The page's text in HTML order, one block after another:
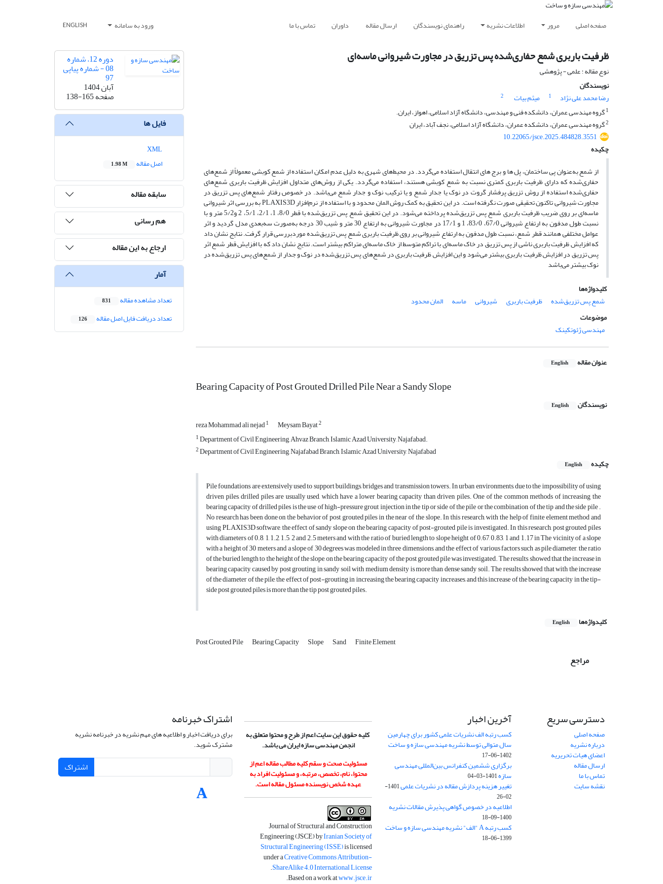
صفحه اصلی مرور اطلاعات نشریه راهنمای نویسندگان ارسال مقاله داوران تماس با ما ورود به سامانه ENGLISH
ظرفیت باربری شمع حفاری‌شده پس تزریق در مجاورت شیروانی ماسه‌ای
نوع مقاله : علمی - پژوهشی
نویسندگان
رضا محمد علی نژاد
1 میثم بیات
2
1گروه مهندسی عمران، دانشکده فنی و مهندسی، دانشگاه آزاد اسلامی، اهواز، ایران.
2گروه مهندسی عمران، دانشکده عمران، دانشگاه آزاد اسلامی، نجف آباد، ایران
10.22065/jsce.2025.484828.3551
چکیده
از شمع به‌عنوان پی ساختمان، پل ها و برج های انتقال استفاده می‌گردد. در محیط‌های شهری به دلیل عدم امکان استفاده از شمع کوبشی معمولاً از شمع‌های
حفاری‌شده که دارای ظرفیت باربری کمتری نسبت به شمع کوبشی هستند، استفاده می‌گردد. یکی از روش‌های متداول افزایش ظرفیت باربری شمع‌های
حفاری‌شده استفاده از روش تزریق پرفشار گروت در نوک یا جدار شمع و یا ترکیب نوک و جدار شمع می‌باشد. در خصوص رفتار شمع‌های پس‌ تزریق در
مجاورت شیروانی تاکنون تحقیقی صورت نگرفته است. در این تحقیق به کمک روش المان محدود و با استفاده از نرم‌افزار PLAXIS3D به بررسی اثر شیروانی
ماسه‌ای بر روی ضریب ظرفیت باربری شمع پس تزریق‌شده پرداخته می‌شود. در این تحقیق شمع پس‌ تزریق‌شده با قطر 8/0، 1، 2/1، 5/1، 2 و5/2 متر و با
نسبت طول مدفون به ارتفاع شیروانی 67/0، 83/0، 1 و 17/1 در مجاورت شیروانی به ارتفاع 30 متر و شیب 30 درجه به‌صورت سه‌بعدی مدل گردید و اثر
عوامل مختلفی همانند قطر شمع، نسبت طول مدفون به ارتفاع شیروانی بر روی ظرفیت باربری شمع پس تزریق‌شده موردبررسی قرار گرفت. نتایج نشان داد
که افزایش ظرفیت باربری ناشی از پس تزریق در خاک ماسه‌ای با تراکم متوسط از خاک ماسه‌ای متراکم بیشتر است. نتایج نشان داد که با افزایش قطر شمع اثر
پس ‌تزریق در افزایش ظرفیت باربری بیشتر می‌شود و این افزایش ظرفیت باربری در شمع‌های پس‌ تزریق‌شده در نوک و جدار از شمع‌های پس تزریق‌شده در
نوک بیشتر می‌باشد
کلیدواژه‌ها
شمع پس تزریق‌شده
ظرفیت باربری شیروانی ماسه
المان محدود
موضوعات
مهندسی ژئوتکینک
عنوان مقاله English
Bearing Capacity of Post Grouted Drilled Pile Near a Sandy Slope
نویسندگان English
reza Mohammad ali nejad1 Meysam Bayat2
1Department of Civil Engineering, Ahvaz Branch, Islamic Azad University, Najafabad.
2Department of Civil Engineering, Najafabad Branch, Islamic Azad University, Najafabad
چکیده
English
Pile foundations are extensively used to support buildings, bridges and transmission towers. In urban environments, due to the impossibility of using
driven piles, drilled piles are usually used, which have a lower bearing capacity than driven piles. One of the common methods of increasing the
bearing capacity of drilled piles is the use of high-pressure grout injection in the tip or side of the pile or the combination of the tip and the side pile .
No research has been done on the behavior of post grouted piles in the near of the slope. In this research, with the help of finite element method and
using PLAXIS3D software, the effect of sandy slope on the bearing capacity of post-grouted pile is investigated. In this research, post grouted piles
with diameters of 0.8, 1, 1.2, 1.5, 2 and 2.5 meters and with the ratio of buried length to slope height of 0.67, 0.83, 1 and 1.17 in The vicinity of a slope
with a height of 30 meters and a slope of 30 degrees was modeled in three dimensions, and the effect of various factors such as pile diameter, the ratio
of the buried length to the height of the slope, on the bearing capacity of the post grouted pile was investigated. The results showed that the increase in
bearing capacity caused by post grouting in sandy soil with medium density is more than dense sandy soil. The results showed that with the increase
of the diameter of the pile, the effect of post-grouting in increasing the bearing capacity increases, and this increase of the bearing capacity in the tip-
side post grouted piles is more than the tip post grouted piles.
کلیدواژه‌ها English
Post Grouted Pile Bearing Capacity Slope Sand Finite Element
مراجع
دوره 12، شماره
08 - شماره پیاپی
97
آبان 1404
صفحه138-165
فایل ها
اصل مقاله
1.98 M
سابقه مقاله
هم رسانی
ارجاع به این مقاله
آمار
تعداد مشاهده مقاله 831
تعداد دریافت فایل اصل مقاله 126
دسترسی سریع
صفحه اصلی
درباره نشریه
اعضای هیات تحریریه
ارسال مقاله
تماس با ما
نقشه سایت
آخرین اخبار
کسب رتبه الف نشریات علمی کشور برای چهارمین
سال متوالی توسط نشریه مهندسی سازه و ساخت
1402-06-17
برگزاری ششمین کنفرانس بین‌المللی مهندسی
سازه1401-03-04
تغییر هزینه پردازش مقاله در نشریات علمی
1401-
02-26
اطلاعیه در خصوص گواهی پذیرش مقالات نشریه
1400-09-18
کسب رتبه A "الف" نشریه مهندسی سازه و ساخت
1399-06-18
کلیه حقوق این سایت اعم از طرح و محتوا متعلق به
انجمن مهندسی سازه ایران می باشد.
مسئولیت صحت و سقم کلیه مطالب مقاله اعم از
محتوا، نام، تخصص، مرتبه، و مسئولیت افراد به
عهده شخص نویسنده مسئول مقاله است.
Journal of Structural and Construction
Engineering (JSCE) byIranian Society of
Structural Engineering (ISSE)is licensed
under aCreative Commons Attribution-
ShareAlike 4.0 International License
.
Based on a work atwww.jsce.ir
.
اشتراک خبرنامه
برای دریافت اخبار و اطلاعیه های مهم نشریه در خبرنامه نشریه
مشترک شوید.
اشتراک